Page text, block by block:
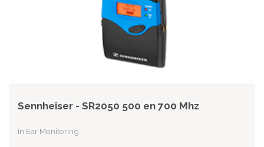
Sennheiser - SR2050 500 en 700 Mhz
In Ear Monitoring